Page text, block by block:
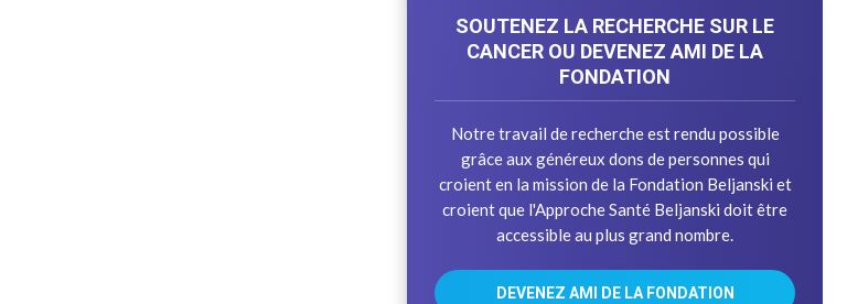
SOUTENEZ LA RECHERCHE SUR LE
CANCER OU DEVENEZ AMI DE LA
FONDATION
Notre travail de recherche est rendu possible
grâce aux généreux dons de personnes qui
croient en la mission de la Fondation Beljanski et
croient que l'Approche Santé Beljanski doit être
accessible au plus grand nombre.
DEVENEZ AMI DE LA FONDATION